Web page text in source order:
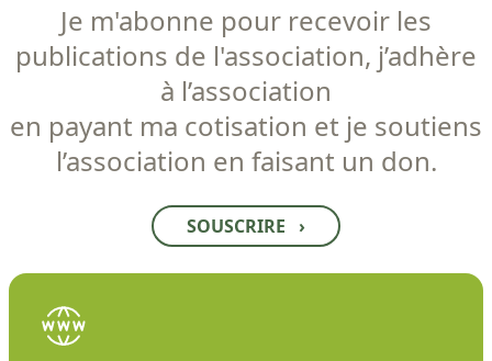
Je m'abonne pour recevoir les
publications de l'association, j’adhère
à l’association
en payant ma cotisation et je soutiens
l’association en faisant un don.
SOUSCRIRE ›